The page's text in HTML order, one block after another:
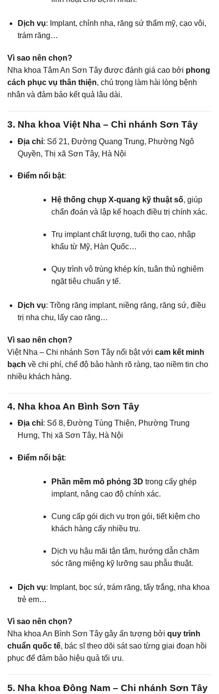
Dịch vụ: Implant, chỉnh nha, răng sứ thẩm mỹ, cạo vôi,
trám răng…
Vì sao nên chọn?
Nha khoa Tâm An Sơn Tây được đánh giá cao bởi phong
cách phục vụ thân thiện, chú trọng làm hài lòng bệnh
nhân và đảm bảo kết quả lâu dài.
3. Nha khoa Việt Nha – Chi nhánh Sơn Tây
Địa chỉ: Số 21, Đường Quang Trung, Phường Ngô
Quyền, Thị xã Sơn Tây, Hà Nội
Điểm nổi bật:
Hệ thống chụp X-quang kỹ thuật số, giúp
chẩn đoán và lập kế hoạch điều trị chính xác.
Trụ implant chất lượng, tuổi thọ cao, nhập
khẩu từ Mỹ, Hàn Quốc…
Quy trình vô trùng khép kín, tuân thủ nghiêm
ngặt tiêu chuẩn y tế.
Dịch vụ: Trồng răng implant, niềng răng, răng sứ, điều
trị nha chu, lấy cao răng…
Vì sao nên chọn?
Việt Nha – Chi nhánh Sơn Tây nổi bật với cam kết minh
bạch về chi phí, chế độ bảo hành rõ ràng, tạo niềm tin cho
nhiều khách hàng.
4. Nha khoa An Bình Sơn Tây
Địa chỉ: Số 8, Đường Tùng Thiện, Phường Trung
Hưng, Thị xã Sơn Tây, Hà Nội
Điểm nổi bật:
Phần mềm mô phỏng 3D trong cấy ghép
implant, nâng cao độ chính xác.
Cung cấp gói dịch vụ trọn gói, tiết kiệm cho
khách hàng cấy nhiều trụ.
Dịch vụ hậu mãi tận tâm, hướng dẫn chăm
sóc răng miệng kỹ lưỡng sau phẫu thuật.
Dịch vụ: Implant, bọc sứ, trám răng, tẩy trắng, nha khoa
trẻ em…
Vì sao nên chọn?
Nha khoa An Bình Sơn Tây gây ấn tượng bởi quy trình
chuẩn quốc tế, bác sĩ theo dõi sát sao từng giai đoạn hồi
phục để đảm bảo hiệu quả tối ưu.
5. Nha khoa Đông Nam – Chi nhánh Sơn Tây